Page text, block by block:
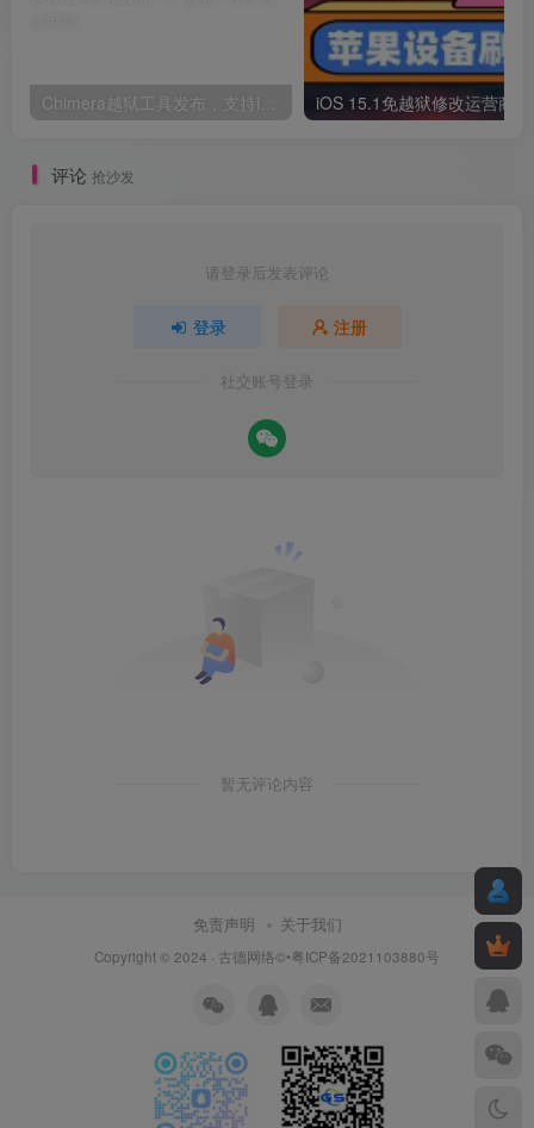
Chimera越狱工具发布，支持iOS12.0~iOS12.5 全体设备部分包括A12 Xs XsMax Xr 更新1.6.2
评论 抢沙发
请登录后发表评论
登录 注册
社交账号登录
暂无评论内容
免责声明 关于我们
Copyright © 2024 · 古德网络©•粤ICP备2021103880号